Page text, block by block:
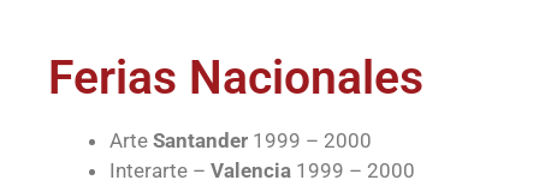
Ferias Nacionales
Arte Santander 1999 – 2000
Interarte – Valencia 1999 – 2000